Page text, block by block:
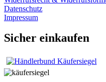
Datenschutz
Impressum
Sicher einkaufen